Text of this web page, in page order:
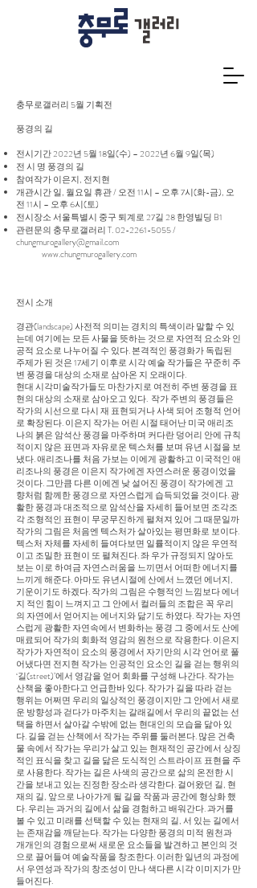
충무로갤러리 5월 기획전
풍경의 길
전시기간 2022년 5월 18일(수) – 2022년 6월 9일(목)
전 시 명 풍경의 길
참여작가 이은지, 전지현
개관시간 일, 월요일 휴관 / 오전 11시 – 오후 7시(화-금), 오
전 11시 – 오후 6시(토)
전시장소 서울특별시 중구 퇴계로 27길 28 한영빌딩 B1
관련문의 충무로갤러리 T.02-2261-5055/
chungmurogallery@gmail.com
www.chungmurogallery.com
전시 소개
경관(landscape) 사전적 의미는 경치의 특색이라 말할 수 있
는데 여기에는 모든 사물을 뜻하는 것으로 자연적 요소와 인
공적 요소로 나누어질 수 있다. 본격적인 풍경화가 독립된
주제가 된 것은 17세기 이후로 시각 예술 작가들은 꾸준히 주
변 풍경을 대상의 소재로 삼아온 지 오래이다.
현대 시각미술작가들도 마찬가지로 여전히 주변 풍경을 표
현의 대상의 소재로 삼아오고 있다. 작가 주변의 풍경들은
작가의 시선으로 다시 재 표현되거나 사색 되어 조형적 언어
로 확장된다. 이은지 작가는 어린 시절 태어난 미국 애리조
나의 붉은 암석산 풍경을 마주하며 커다란 덩어리 안에 규칙
적이지 않은 표면과 자유로운 텍스처를 보며 유년 시절을 보
냈다. 애리조나를 처음 가보는 이에게 광활하고 이국적인 애
리조나의 풍경은 이은지 작가에겐 자연스러운 풍경이었을
것이다. 그만큼 다른 이에겐 낮 설어진 풍경이 작가에겐 고
향처럼 함께한 풍경으로 자연스럽게 습득되었을 것이다. 광
활한 풍경과 대조적으로 암석산을 자세히 들어보면 조각조
각 조형적인 표현이 무궁무진하게 펼쳐져 있어 그 때문일까
작가의 그림은 처음엔 텍스처가 살아있는 평면화로 보이다.
텍스처 자체를 자세히 들여다보면 일률적이지 않은 우연적
이고 조밀한 표현이 또 펼쳐진다. 좌 우가 규정되지 않아도
보는 이로 하여금 자연스러움을 느끼면서 어떠한 에너지를
느끼게 해준다. 아마도 유년시절에 산에서 느꼈던 에너지,
기운이기도 하겠다. 작가의 그림은 수행적인 느낌보다 에너
지 적인 힘이 느껴지고 그 안에서 컬러들의 조합은 꼭 우리
의 자연에서 얻어지는 에너지와 닮기도 하였다. 작가는 자연
스럽게 광활한 자연속에서 변화하는 풍경 그 중에서도 산에
매료되어 작가의 회화적 영감의 원천으로 작용한다. 이은지
작가가 자연적이 요소의 풍경에서 자기만의 시각 언어로 풀
어냈다면 전지현 작가는 인공적인 요소인 길을 걷는 행위의
‘길(street)’에서 영감을 얻어 회화를 구성해 나간다. 작가는
산책을 좋아한다고 언급한바 있다. 작가가 길을 따라 걷는
행위는 어쩌면 우리의 일상적인 풍경이지만 그 안에서 새로
운 방향성과 걷다가 마주치는 갈래길에서 우리의 끝없는 선
택을 하면서 살아갈 수밖에 없는 현대인의 모습을 닮아 있
다. 길을 걷는 산책에서 작가는 주위를 둘러본다. 많은 건축
물 속에서 작가는 우리가 살고 있는 현재적인 공간에서 상징
적인 표식을 찾고 길을 닮은 도식적인 스트라이프 표현을 주
로 사용한다. 작가는 길은 사색의 공간으로 삶의 온전한 시
간을 보내고 있는 진정한 장소라 생각한다. 걸어왔던 길, 현
재의 길, 앞으로 나아가게 될 길을 작품과 공간에 형상화 했
다. 우리는 과거의 길에서 삶을 경험하고 배워간다. 과거를
볼 수 있고 미래를 선택할 수 있는 현재의 길, 서 있는 길에서
는 존재감을 깨닫는다. 작가는 다양한 풍경의 미적 원천과
개개인의 경험으로써 새로운 요소들을 발견하고 본인의 것
으로 끌어들여 예술작품을 창조한다. 이러한 일년의 과정에
서 우연성과 작가의 창조성이 만나 색다른 시각 이미지가 만
들어진다.